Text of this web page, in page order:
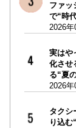
ファッ
で“時
2026年
実はや
化させ
る“夏
2026年
タクシ
り込む